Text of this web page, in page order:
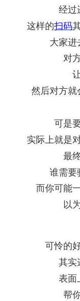
经过
这样的扫码
大家进
对
然后对方就
可是
实际上就是
最
谁需要
而你可能
以
可怜的
其实
表面
帮